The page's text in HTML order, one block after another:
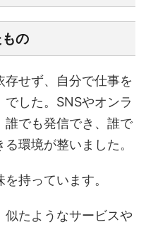
の
せず、自分で仕事を
した。SNSやオンラ
誰でも発信でき、誰で
環境が整いました。
持っています。
たようなサービスや